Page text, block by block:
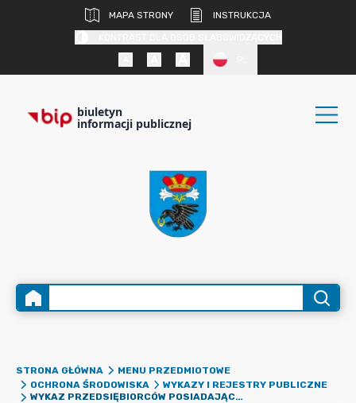
MAPA STRONY
INSTRUKCJA
biuletyn
informacji publicznej
STRONA GŁÓWNA
MENU PRZEDMIOTOWE
OCHRONA ŚRODOWISKA
WYKAZY I REJESTRY PUBLICZNE
WYKAZ PRZEDSIĘBIORCÓW POSIADAJĄCYCH ZEZWOLENIE NA PROWADZENIE DZIAŁALNOŚCI W ZAKRESIE OPRÓŻNIANIA ZBIORNIKÓW BEZODPŁYWOWYCH I TRANSPORTU NIECZYSTOŚCI CIEKŁYCH NA TERENIE GMINY RADZIEJOWICE - STAN NA 9 PAŹDZIERNIKA 2024 ROKU.